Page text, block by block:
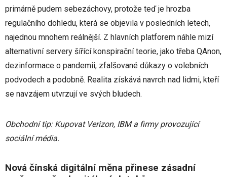
primárně pudem sebezáchovy, protože teď je hrozba
regulačního dohledu, která se objevila v posledních letech,
najednou mnohem reálnější. Z hlavních platforem náhle mizí
alternativní servery šířící konspirační teorie, jako třeba QAnon,
dezinformace o pandemii, zfalšované důkazy o volebních
podvodech a podobně. Realita získává navrch nad lidmi, kteří
se navzájem utvrzují ve svých bludech.
Obchodní tip: Kupovat Verizon, IBM a firmy provozující
sociální média.
Nová čínská digitální měna přinese zásadní